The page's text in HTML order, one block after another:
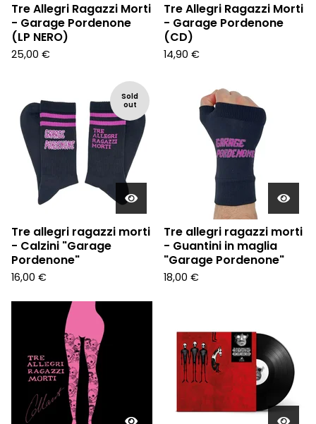
Tre Allegri Ragazzi Morti
- Garage Pordenone
(LP NERO)
25,00 €
Tre Allegri Ragazzi Morti
- Garage Pordenone
(CD)
14,90 €
Sold
out
Tre allegri ragazzi morti
- Calzini "Garage
Pordenone"
16,00 €
Tre allegri ragazzi morti
- Guantini in maglia
"Garage Pordenone"
18,00 €